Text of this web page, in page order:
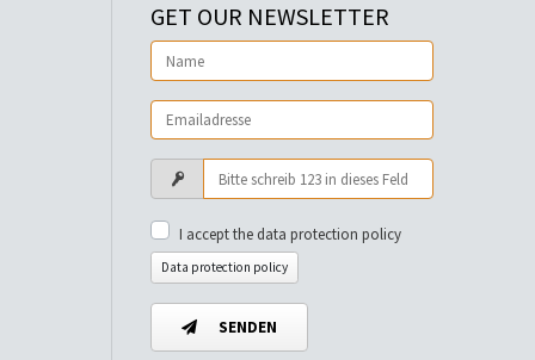
GET OUR NEWSLETTER
I accept the data protection policy
Data protection policy
SENDEN